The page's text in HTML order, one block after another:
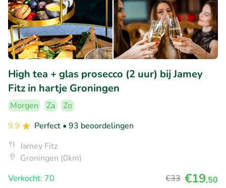
High tea + glas prosecco (2 uur) bij Jamey
Fitz in hartje Groningen
Morgen Za
Zo
9.9
Perfect • 93 beoordelingen
Jamey Fitz
Groningen (0km)
Verkocht: 70
€33 €19,50